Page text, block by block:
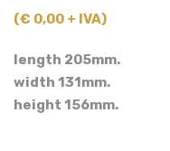
(€ 0,00 + IVA)
length 205mm.
width 131mm.
height 156mm.